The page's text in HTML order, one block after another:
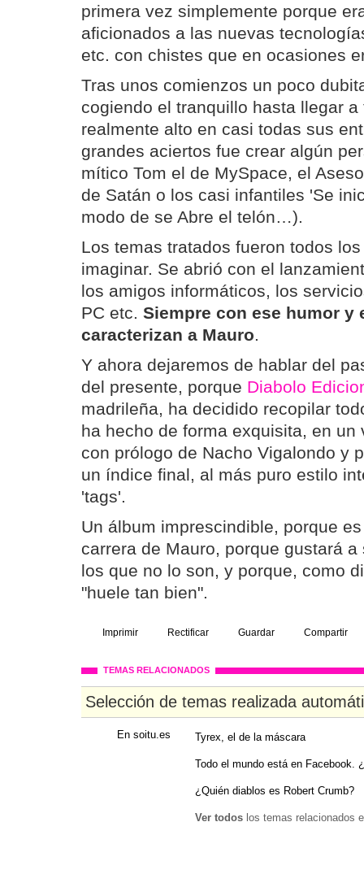
primera vez simplemente porque
aficionados a las nuevas
etc. con chistes que en ocasiones
Tras unos comienzos un poco
cogiendo el tranquillo hasta llegar
realmente alto en casi todas sus
grandes aciertos fue crear algún
mítico Tom el de MySpace, el
de Satán o los casi infantiles 'Se
modo de se Abre el telón…).
Los temas tratados fueron todos
imaginar. Se abrió con el
los amigos informáticos, los
PC etc. Siempre con ese humor y
caracterizan a Mauro.
Y ahora dejaremos de hablar del
del presente, porque Diabolo
madrileña, ha decidido recopilar
ha hecho de forma exquisita, en un
con prólogo de Nacho Vigalondo y
un índice final, al más puro estilo
'tags'.
Un álbum imprescindible, porque
carrera de Mauro, porque gustará
los que no lo son, y porque, como
"huele tan bien".
Imprimir Rectificar Guardar Compartir
TEMAS RELACIONADOS
Selección de temas realizada
En soitu.es Tyrex, el de la máscara
Todo el mundo está en Facebook.
¿Quién diablos es Robert Crumb?
Ver todos los temas relacionados